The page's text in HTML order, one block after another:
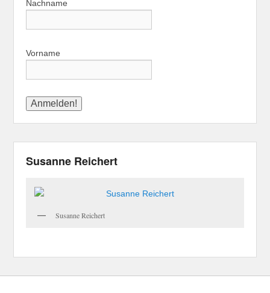
Nachname
Vorname
Susanne Reichert
Susanne Reichert